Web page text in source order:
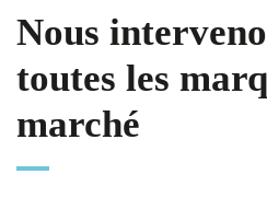
Nous
toutes les
marché